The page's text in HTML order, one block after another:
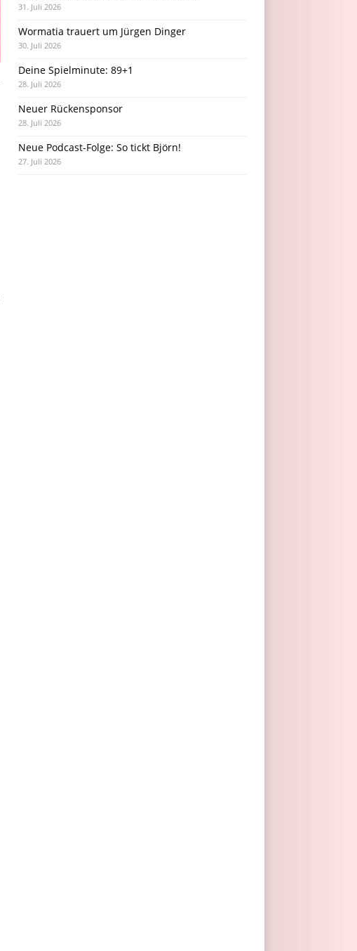
31. Juli 2026
Wormatia trauert um Jürgen Dinger
30. Juli 2026
Deine Spielminute: 89+1
28. Juli 2026
Neuer Rückensponsor
28. Juli 2026
Neue Podcast-Folge: So tickt Björn!
27. Juli 2026